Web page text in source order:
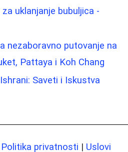
uklanjanje bubuljica -
nezaboravno putovanje na
Pattaya i Koh Chang
Saveti i Iskustva
Politika privatnosti | Uslovi